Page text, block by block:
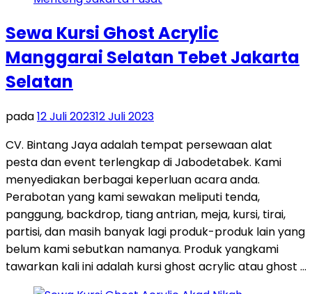
Sewa Kursi Ghost Acrylic
Manggarai Selatan Tebet Jakarta
Selatan
pada12 Juli 202312 Juli 2023
CV. Bintang Jaya adalah tempat persewaan alat
pesta dan event terlengkap di Jabodetabek. Kami
menyediakan berbagai keperluan acara anda.
Perabotan yang kami sewakan meliputi tenda,
panggung, backdrop, tiang antrian, meja, kursi, tirai,
partisi, dan masih banyak lagi produk-produk lain yang
belum kami sebutkan namanya. Produk yangkami
tawarkan kali ini adalah kursi ghost acrylic atau ghost …